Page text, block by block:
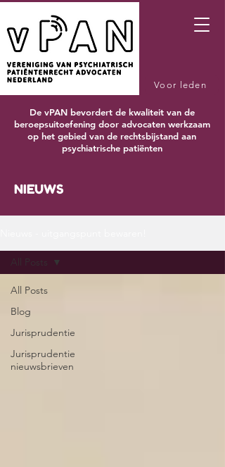
De vPAN bevordert de kwaliteit van de
beroepsuitoefening door advocaten werkzaam
op het gebied van de rechtsbijstand aan
psychiatrische patiënten
Voor leden
NIEUWS
All Posts
Blog
Jurisprudentie
Jurisprudentie
nieuwsbrieven
All Posts